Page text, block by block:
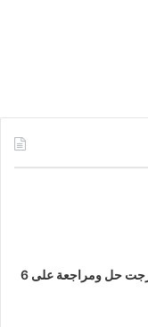
كل اسئلة جليم للفار = تارجت حل ومراجعة على 6